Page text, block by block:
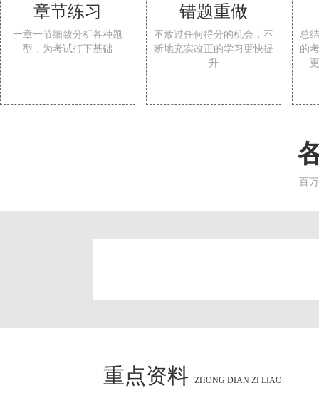
章节练习
一章一节细致分析各种题
型，为考试打下基础
错题重做
不放过任何得分的机会，不
断地充实改正的学习更快提
升
总
的
百
重点资料 ZHONG DIAN ZI LIAO